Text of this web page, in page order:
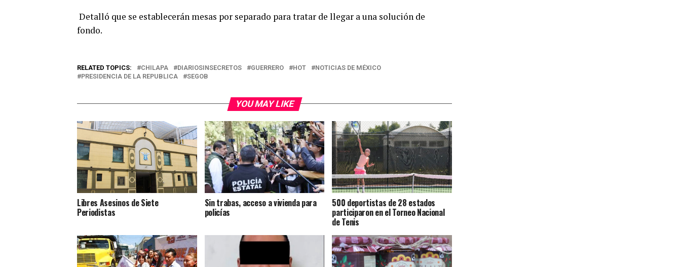
Detalló que se establecerán mesas por separado para tratar de llegar a una solución de
fondo.
RELATED TOPICS: CHILAPA DIARIOSINSECRETOS GUERRERO HOT
NOTICIAS DE MÉXICO
PRESIDENCIA DE LA REPUBLICA
SEGOB
YOU MAY LIKE
Libres Asesinos de Siete
Periodistas
Sin trabas, acceso a vivienda para
policías
500 deportistas de 28 estados
participaron en el Torneo Nacional
de Tenis